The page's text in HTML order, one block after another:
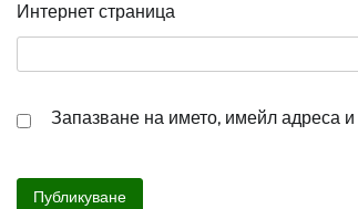
Интернет страница
Запазване на името, имейл адреса